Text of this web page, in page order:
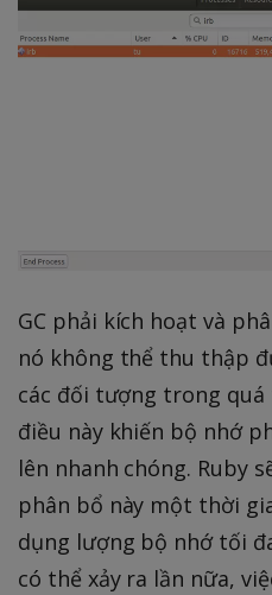
GC phải kích hoạt và
nó không thể thu thập
các đối tượng trong
điều này khiến bộ nhớ
lên nhanh chóng. Ruby
phân bổ này một thời
dụng lượng bộ nhớ tối
có thể xảy ra lần nữa,